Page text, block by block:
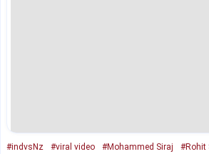
#indvsNz #viral video #Mohammed Siraj #Rohit